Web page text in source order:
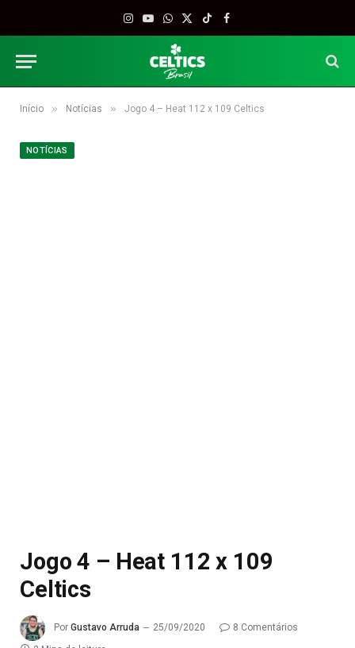
Instagram
YouTube
WhatsApp
X
TikTokFacebook
Início » Notícias » Jogo 4 – Heat 112 x 109 Celtics
NOTÍCIAS
Jogo 4 – Heat 112 x 109
Celtics
Por Gustavo Arruda 25/09/2020
8 Comentários